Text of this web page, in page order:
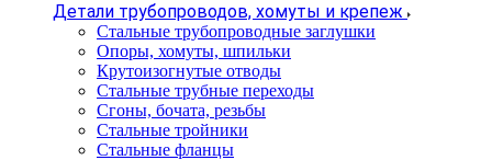
Детали трубопроводов, хомуты и крепеж
Стальные трубопроводные заглушки
Опоры, хомуты, шпильки
Крутоизогнутые отводы
Стальные трубные переходы
Сгоны, бочата, резьбы
Стальные тройники
Стальные фланцы